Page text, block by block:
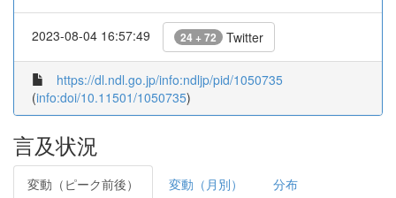
2023-08-04 16:57:49 24 + 72 Twitter
https://dl.ndl.go.jp/info:ndljp/pid/1050735
(info:doi/10.11501/1050735)
言及状況
変動（ピーク前後） 変動（月別） 分布